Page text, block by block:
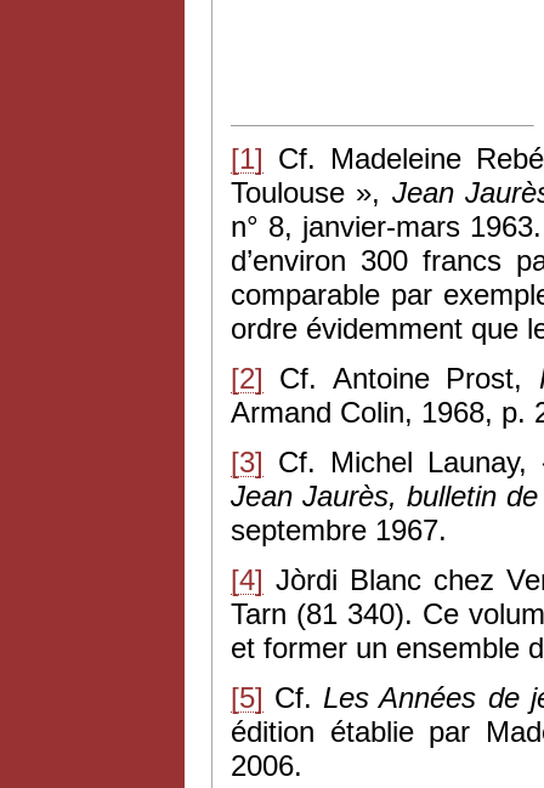
[1] Cf. Madeleine
Toulouse », Jean
n° 8, janvier-mars
d’environ 300 francs
comparable par
ordre évidemment que
[2] Cf. Antoine Prost,
Armand Colin, 1968, p.
[3] Cf. Michel
Jean Jaurès, bulletin
septembre 1967.
[4] Jòrdi Blanc chez
Tarn (81 340). Ce
et former un ensemble
[5] Cf. Les Années de
édition établie par
2006.